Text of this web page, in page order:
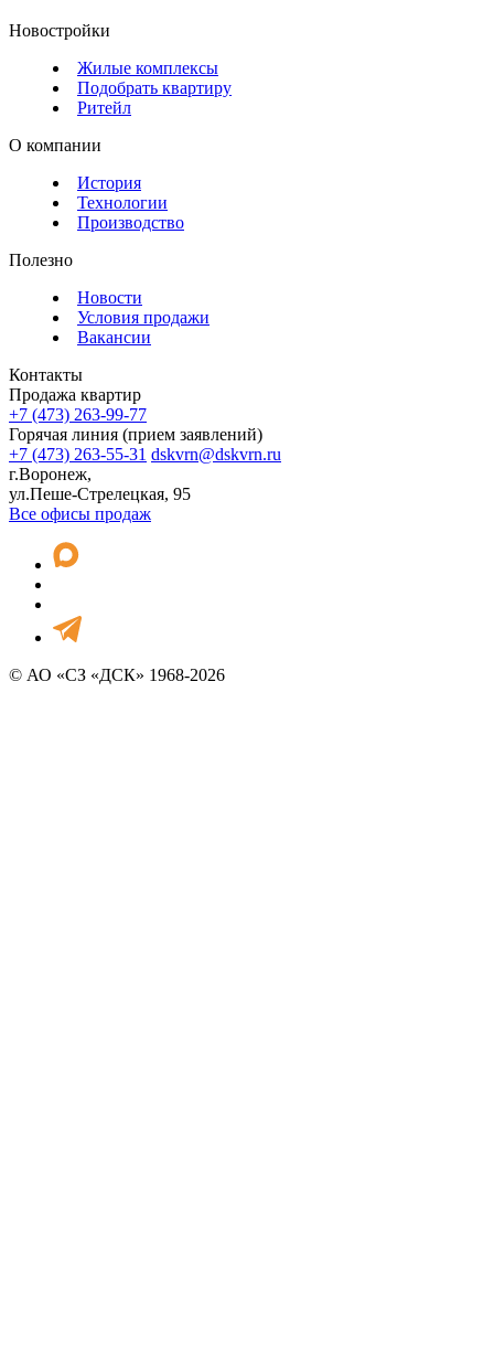
Новостройки
Жилые комплексы
Подобрать квартиру
Ритейл
О компании
История
Технологии
Производство
Полезно
Новости
Условия продажи
Вакансии
Контакты
Продажа квартир
+7 (473) 263-99-77
Горячая линия (прием заявлений)
+7 (473) 263-55-31 dskvrn@dskvrn.ru
г.Воронеж,
ул.Пеше-Стрелецкая, 95
Все офисы продаж
© АО «СЗ «ДСК» 1968-2026